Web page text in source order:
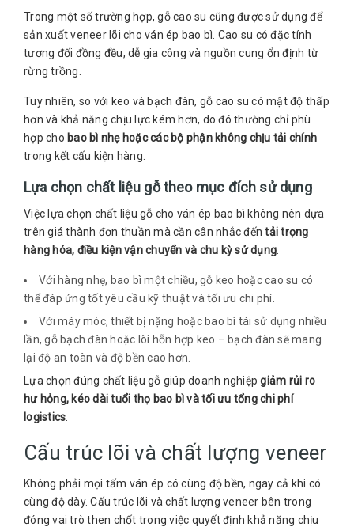
Trong một số trường hợp, gỗ cao su cũng được sử dụng để
sản xuất veneer lõi cho ván ép bao bì. Cao su có đặc tính
tương đối đồng đều, dễ gia công và nguồn cung ổn định từ
rừng trồng.
Tuy nhiên, so với keo và bạch đàn, gỗ cao su có mật độ thấp
hơn và khả năng chịu lực kém hơn, do đó thường chỉ phù
hợp cho bao bì nhẹ hoặc các bộ phận không chịu tải chính
trong kết cấu kiện hàng.
Lựa chọn chất liệu gỗ theo mục đích sử dụng
Việc lựa chọn chất liệu gỗ cho ván ép bao bì không nên dựa
trên giá thành đơn thuần mà cần cân nhắc đếntải trọng
hàng hóa, điều kiện vận chuyển và chu kỳ sử dụng.
Với hàng nhẹ, bao bì một chiều, gỗ keo hoặc cao su có
thể đáp ứng tốt yêu cầu kỹ thuật và tối ưu chi phí.
Với máy móc, thiết bị nặng hoặc bao bì tái sử dụng nhiều
lần, gỗ bạch đàn hoặc lõi hỗn hợp keo – bạch đàn sẽ mang
lại độ an toàn và độ bền cao hơn.
Lựa chọn đúng chất liệu gỗ giúp doanh nghiệpgiảm rủi ro
hư hỏng, kéo dài tuổi thọ bao bì và tối ưu tổng chi phí
logistics
Cấu trúc lõi và chất lượng veneer
Không phải mọi tấm ván ép có cùng độ bền, ngay cả khi có
cùng độ dày. Cấu trúc lõi và chất lượng veneer bên trong
đóng vai trò then chốt trong việc quyết định khả năng chịu